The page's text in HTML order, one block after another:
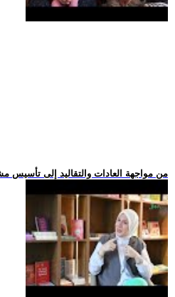
.. من مواجهة العادات والتقاليد إلى